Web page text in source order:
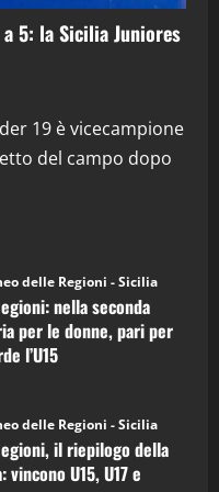
Podcast
Podcast: 26^ Puntata
5: la Sicilia Juniores
19 è vicecampione
del campo dopo
delle Regioni - Sicilia
nella seconda
per le donne, pari per
l’U15
delle Regioni - Sicilia
il riepilogo della
U15, U17 e